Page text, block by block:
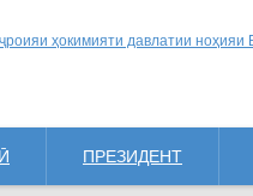
ПРЕЗИДЕНТ